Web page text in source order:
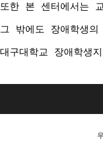
또한 본 센터에서는
그 밖에도 장애학생
대구대학교 장애학생